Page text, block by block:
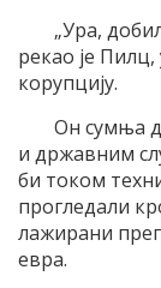
„Ура,
рекао је
корупцију.
Он сумња
и државним
би током
прогледали
лажирани
евра.